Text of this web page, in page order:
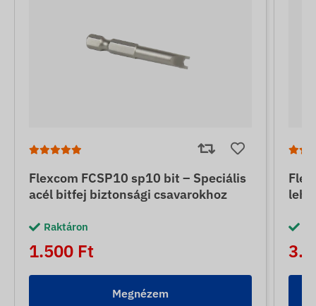
Flexcom FCSP10 sp10 bit – Speciális
acél bitfej biztonsági csavarokhoz
Raktáron
1.500 Ft
Megnézem